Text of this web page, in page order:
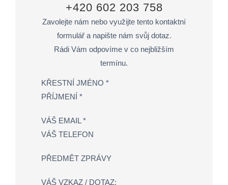
+420 602 203 758
Zavolejte nám nebo využijte tento kontaktní
formulář a napište nám svůj dotaz.
Rádi Vám odpovíme v co nejbližším
termínu.
KŘESTNÍ JMÉNO *
PŘÍJMENÍ *
VÁŠ EMAIL *
VÁŠ TELEFON
PŘEDMĚT ZPRÁVY
VÁŠ VZKAZ / DOTAZ: